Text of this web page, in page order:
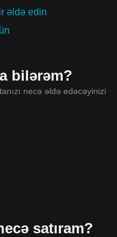
əldə edin
bilərəm?
necə əldə edəcəyinizi
satıram?